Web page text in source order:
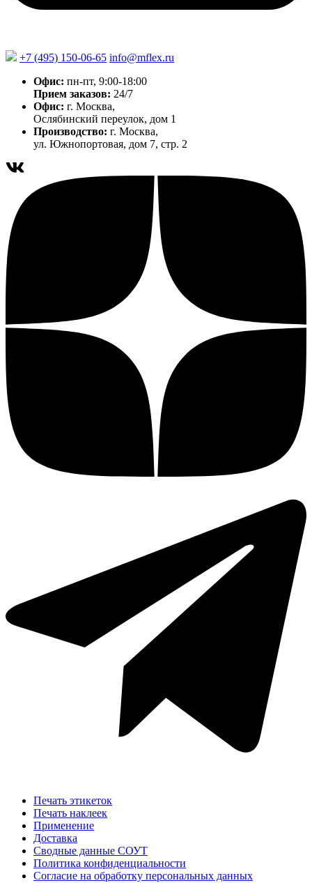
+7 (495) 150-06-65 info@mflex.ru
Офис: пн-пт, 9:00-18:00
Прием заказов: 24/7
Офис: г. Москва,
Ослябинский переулок, дом 1
Производство: г. Москва,
ул. Южнопортовая, дом 7, стр. 2
Печать этикеток
Печать наклеек
Применение
Доставка
Сводные данные СОУТ
Политика конфиденциальности
Согласие на обработку персональных данных